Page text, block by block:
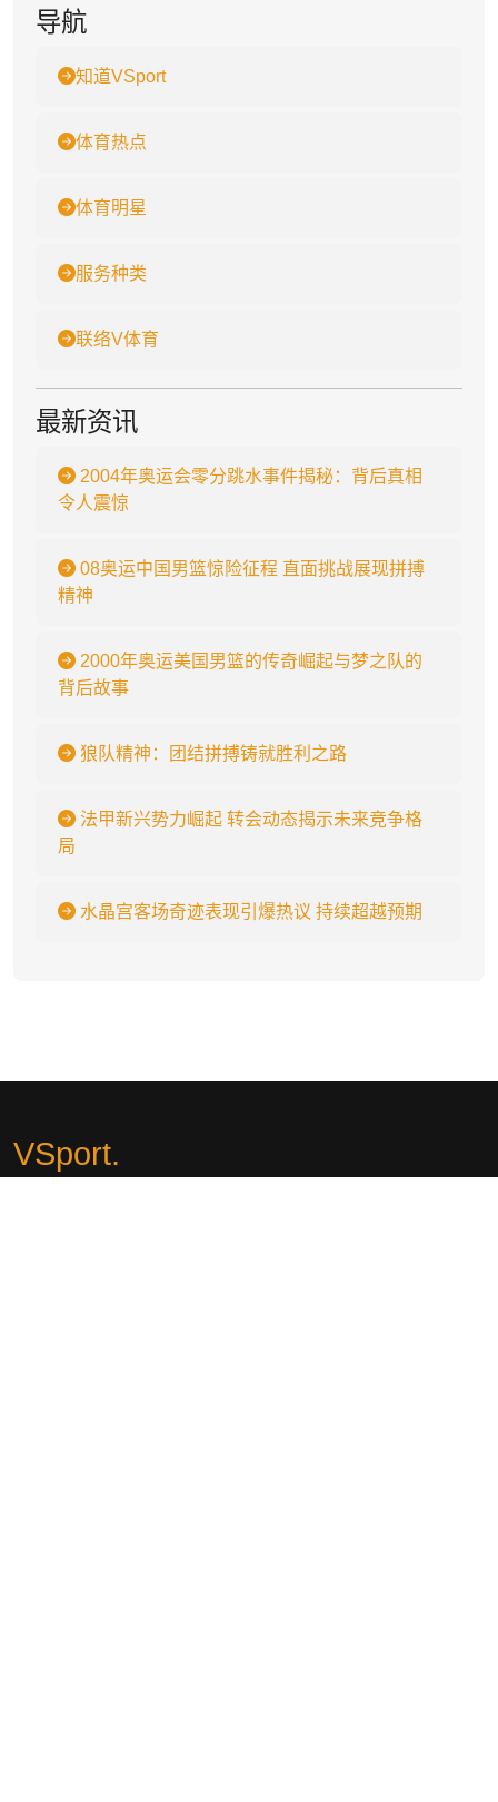
导航
知道VSport
体育热点
体育明星
服务种类
联络V体育
最新资讯
2004年奥运会零分跳水事件揭秘：背后真相
令人震惊
08奥运中国男篮惊险征程 直面挑战展现拼搏
精神
2000年奥运美国男篮的传奇崛起与梦之队的
背后故事
狼队精神：团结拼搏铸就胜利之路
法甲新兴势力崛起 转会动态揭示未来竞争格
局
水晶宫客场奇迹表现引爆热议 持续超越预期
VSport.